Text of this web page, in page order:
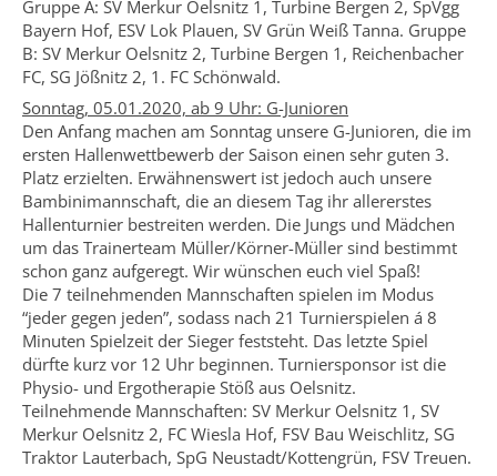
Gruppe A: SV Merkur Oelsnitz 1, Turbine Bergen 2, SpVgg
Bayern Hof, ESV Lok Plauen, SV Grün Weiß Tanna. Gruppe
B: SV Merkur Oelsnitz 2, Turbine Bergen 1, Reichenbacher
FC, SG Jößnitz 2, 1. FC Schönwald.
Sonntag, 05.01.2020, ab 9 Uhr: G-Junioren
Den Anfang machen am Sonntag unsere G-Junioren, die im
ersten Hallenwettbewerb der Saison einen sehr guten 3.
Platz erzielten. Erwähnenswert ist jedoch auch unsere
Bambinimannschaft, die an diesem Tag ihr allererstes
Hallenturnier bestreiten werden. Die Jungs und Mädchen
um das Trainerteam Müller/Körner-Müller sind bestimmt
schon ganz aufgeregt. Wir wünschen euch viel Spaß!
Die 7 teilnehmenden Mannschaften spielen im Modus
“jeder gegen jeden”, sodass nach 21 Turnierspielen á 8
Minuten Spielzeit der Sieger feststeht. Das letzte Spiel
dürfte kurz vor 12 Uhr beginnen. Turniersponsor ist die
Physio- und Ergotherapie Stöß aus Oelsnitz.
Teilnehmende Mannschaften: SV Merkur Oelsnitz 1, SV
Merkur Oelsnitz 2, FC Wiesla Hof, FSV Bau Weischlitz, SG
Traktor Lauterbach, SpG Neustadt/Kottengrün, FSV Treuen.